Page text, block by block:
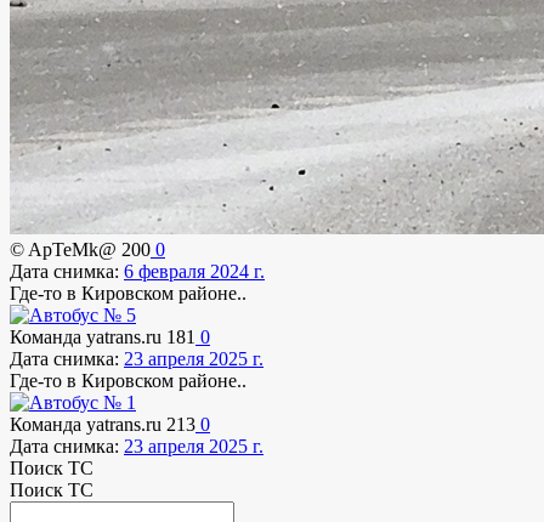
© ApTeMk@ 200 0
Дата снимка: 6 февраля 2024 г.
Где-то в Кировском районе..
Команда yatrans.ru 181 0
Дата снимка: 23 апреля 2025 г.
Где-то в Кировском районе..
Команда yatrans.ru 213 0
Дата снимка: 23 апреля 2025 г.
Поиск ТС
Поиск ТС